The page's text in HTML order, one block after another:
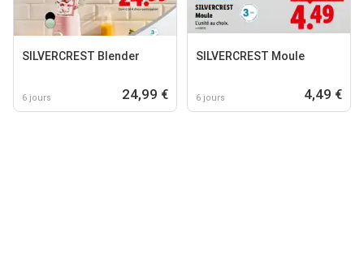
SILVERCREST Blender
6 jours 24,99 €
SILVERCREST Moule
6 jours 4,49 €